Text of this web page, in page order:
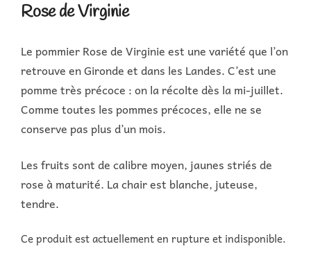
Rose de Virginie
Le pommier Rose de Virginie est une variété que l’on
retrouve en Gironde et dans les Landes. C’est une
pomme très précoce : on la récolte dès la mi-juillet.
Comme toutes les pommes précoces, elle ne se
conserve pas plus d’un mois.
Les fruits sont de calibre moyen, jaunes striés de
rose à maturité. La chair est blanche, juteuse,
tendre.
Ce produit est actuellement en rupture et indisponible.